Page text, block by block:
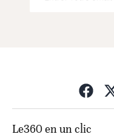
Le360 en un clic